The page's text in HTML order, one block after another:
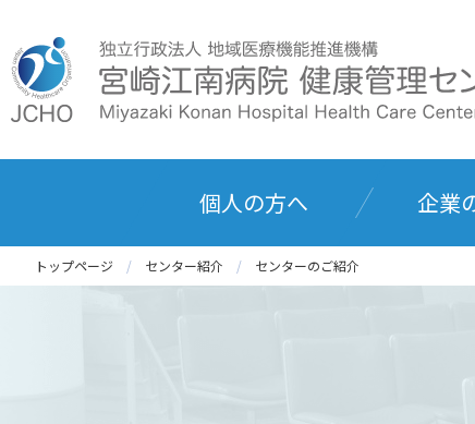
個人の方へ 企業
トップページ センター紹介 センターのご紹介